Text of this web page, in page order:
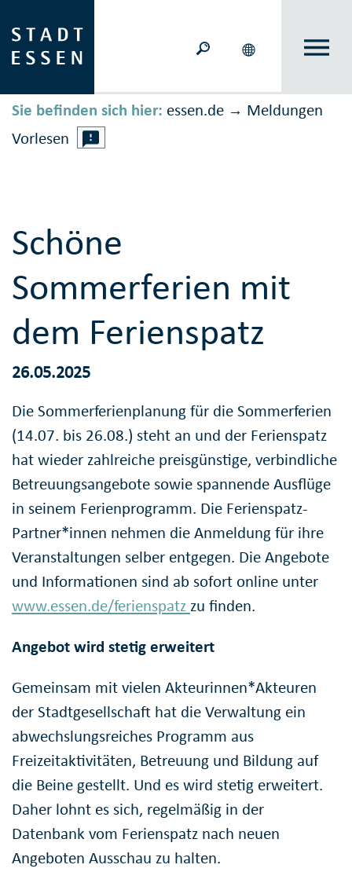
Sie befinden sich hier: essen.de → Meldungen
Vorlesen
Schöne
Sommerferien mit
dem Ferienspatz
26.05.2025
Die Sommerferienplanung für die Sommerferien
(14.07. bis 26.08.) steht an und der Ferienspatz
hat wieder zahlreiche preisgünstige, verbindliche
Betreuungsangebote sowie spannende Ausflüge
in seinem Ferienprogramm. Die Ferienspatz-
Partner*innen nehmen die Anmeldung für ihre
Veranstaltungen selber entgegen. Die Angebote
und Informationen sind ab sofort online unter
www.essen.de/ferienspatz zu finden.
Angebot wird stetig erweitert
Gemeinsam mit vielen Akteurinnen*Akteuren
der Stadtgesellschaft hat die Verwaltung ein
abwechslungsreiches Programm aus
Freizeitaktivitäten, Betreuung und Bildung auf
die Beine gestellt. Und es wird stetig erweitert.
Daher lohnt es sich, regelmäßig in der
Datenbank vom Ferienspatz nach neuen
Angeboten Ausschau zu halten.